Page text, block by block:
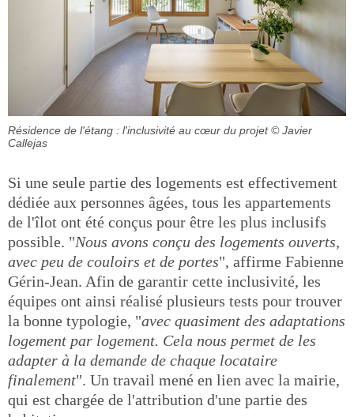
Résidence de l'étang : l'inclusivité au cœur du projet © Javier
Callejas
Si une seule partie des logements est effectivement
dédiée aux personnes âgées, tous les appartements
de l'îlot ont été conçus pour être les plus inclusifs
possible. "Nous avons conçu des logements ouverts,
avec peu de couloirs et de portes", affirme Fabienne
Gérin-Jean. Afin de garantir cette inclusivité, les
équipes ont ainsi réalisé plusieurs tests pour trouver
la bonne typologie, "avec quasiment des adaptations
logement par logement. Cela nous permet de les
adapter à la demande de chaque locataire
finalement". Un travail mené en lien avec la mairie,
qui est chargée de l'attribution d'une partie des